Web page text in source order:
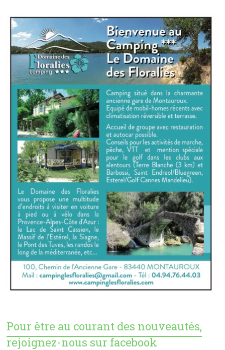
Pour être au courant des nouveautés,
rejoignez-nous sur facebook